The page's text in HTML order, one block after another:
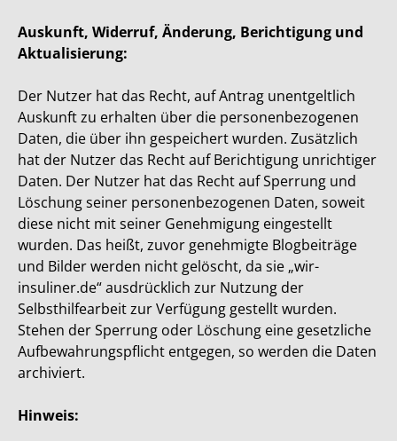
Auskunft, Widerruf, Änderung, Berichtigung und
Aktualisierung:
Der Nutzer hat das Recht, auf Antrag unentgeltlich
Auskunft zu erhalten über die personenbezogenen
Daten, die über ihn gespeichert wurden. Zusätzlich
hat der Nutzer das Recht auf Berichtigung unrichtiger
Daten. Der Nutzer hat das Recht auf Sperrung und
Löschung seiner personenbezogenen Daten, soweit
diese nicht mit seiner Genehmigung eingestellt
wurden. Das heißt, zuvor genehmigte Blogbeiträge
und Bilder werden nicht gelöscht, da sie „wir-
insuliner.de“ ausdrücklich zur Nutzung der
Selbsthilfearbeit zur Verfügung gestellt wurden.
Stehen der Sperrung oder Löschung eine gesetzliche
Aufbewahrungspflicht entgegen, so werden die Daten
archiviert.
Hinweis: